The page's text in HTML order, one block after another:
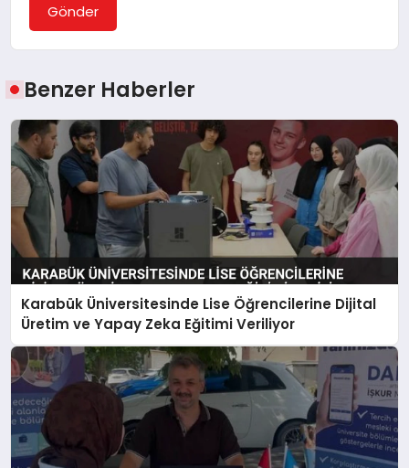
Gönder
Benzer Haberler
Karabük Üniversitesinde Lise Öğrencilerine Dijital
Üretim ve Yapay Zeka Eğitimi Veriliyor